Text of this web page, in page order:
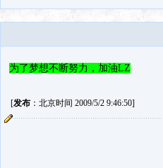
为了梦想不断努力，加油LZ
[发布：北京时间 2009/5/2 9:46:50]